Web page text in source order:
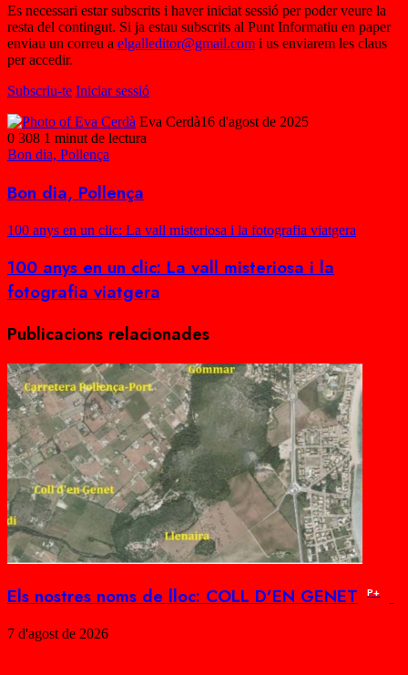
Es necessari estar subscrits i haver iniciat sessió per poder veure la
resta del contingut. Si ja estau subscrits al Punt Informatiu en paper
enviau un correu a elgalleditor@gmail.com i us enviarem les claus
per accedir.
Subscriu-te Iniciar sessió
Eva Cerdà16 d'agost de 2025
0 308 1 minut de lectura
Bon dia, Pollença
Bon dia, Pollença
100 anys en un clic: La vall misteriosa i la fotografia viatgera
100 anys en un clic: La vall misteriosa i la
fotografia viatgera
Publicacions relacionades
Els nostres noms de lloc: COLL D’EN GENET P+
7 d'agost de 2026